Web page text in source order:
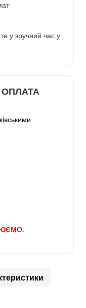
у зручний час у
ОПЛАТА